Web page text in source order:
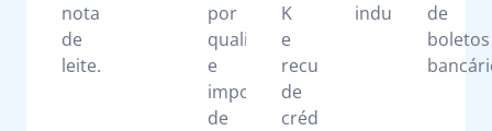
notas
de
leite.
por
qualidade
e
importação
de
K
e
recuperação
de
créditos
industriais.
de
boletos